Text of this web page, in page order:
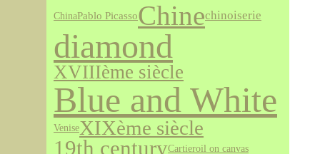
ChinaPablo PicassoChinechinoiserie
diamond
XVIIIème siècle
Blue and White
VeniseXIXème siècle
19th centuryCartieroil on canvas